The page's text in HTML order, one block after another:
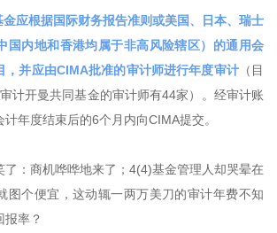
应根据国际财务报告准则或美国、日本、瑞士
国内地和香港均属于非高风险辖区）的通用会
，并应由CIMA批准的审计师进行年度审计（目
计开曼共同基金的审计师有44家）。经审计账
年度结束后的6个月内向CIMA提交。
了：商机哗哗地来了；4(4)基金管理人却哭晕在
图个便宜，这动辄一两万美刀的审计年费不知
报率？